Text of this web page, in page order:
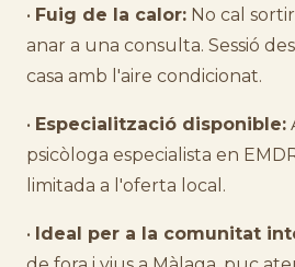
• Fuig de la calor: No cal
anar a una consulta. Sessió
casa amb l'aire condicionat.
• Especialització disponible:
psicòloga especialista en
limitada a l'oferta local.
• Ideal per a la comunitat